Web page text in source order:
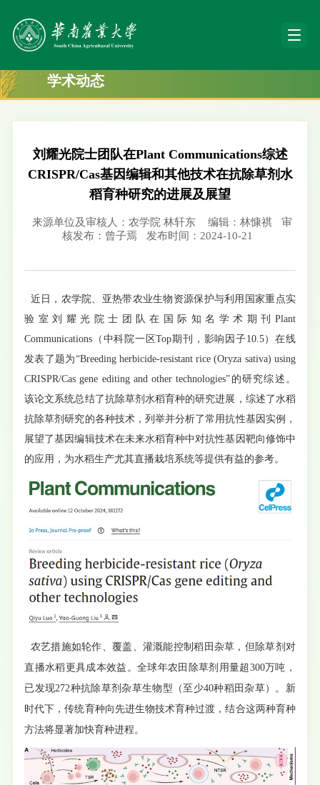
学术动态
刘耀光院士团队在Plant Communications综述
CRISPR/Cas基因编辑和其他技术在抗除草剂水
稻育种研究的进展及展望
来源单位及审核人：农学院 林轩东 编辑：林慷祺
审
核发布：曾子焉
发布时间：2024-10-21
近日，农学院、亚热带农业生物资源保护与利用国家重点实
验室刘耀光院士团队在国际知名学术期刊Plant
Communications（中科院一区Top期刊，影响因子10.5）在线
发表了题为“Breeding herbicide-resistant rice (Oryza sativa) using
CRISPR/Cas gene editing and other technologies”的研究综述。
该论文系统总结了抗除草剂水稻育种的研究进展，综述了水稻
抗除草剂研究的各种技术，列举并分析了常用抗性基因实例，
展望了基因编辑技术在未来水稻育种中对抗性基因靶向修饰中
的应用，为水稻生产尤其直播栽培系统等提供有益的参考。
农艺措施如轮作、覆盖、灌溉能控制稻田杂草，但除草剂对
直播水稻更具成本效益。全球年农田除草剂用量超300万吨，
已发现272种抗除草剂杂草生物型（至少40种稻田杂草）。新
时代下，传统育种向先进生物技术育种过渡，结合这两种育种
方法将显著加快育种进程。